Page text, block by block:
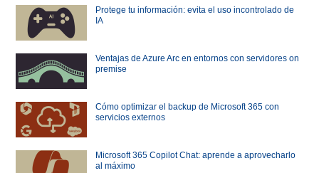
Protege tu información: evita el uso incontrolado de
IA
Ventajas de Azure Arc en entornos con servidores on
premise
Cómo optimizar el backup de Microsoft 365 con
servicios externos
Microsoft 365 Copilot Chat: aprende a aprovecharlo
al máximo